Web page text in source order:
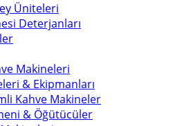
Üniteleri
Deterjanları
Makineleri
& Ekipmanları
Kahve Makineler
& Öğütücüler